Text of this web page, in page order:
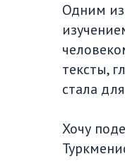
Одним из
тексты,
стала
Хочу